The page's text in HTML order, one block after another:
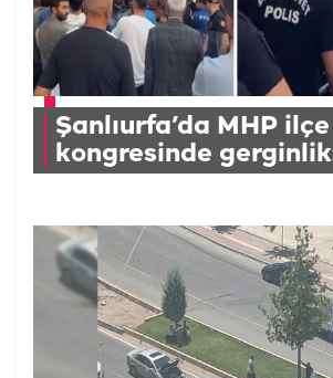
Şanlıurfa’da MHP ilçe
kongresinde
müdahale etti